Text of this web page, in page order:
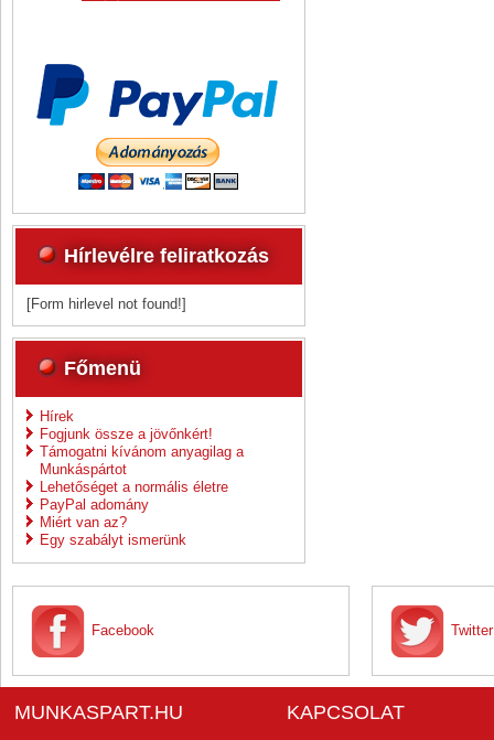
Hírlevélre feliratkozás
[Form hirlevel not found!]
Főmenü
Hírek
Fogjunk össze a jövőnkért!
Támogatni kívánom anyagilag a
Munkáspártot
Lehetőséget a normális életre
PayPal adomány
Miért van az?
Egy szabályt ismerünk
Facebook Twitter
MUNKASPART.HU KAPCSOLAT